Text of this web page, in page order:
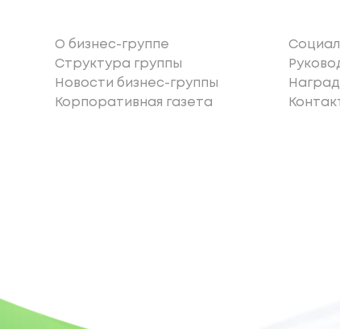
О бизнес-группе
Структура группы
Новости бизнес-группы
Корпоративная газета